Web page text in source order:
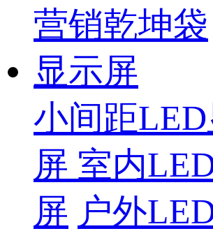
营销乾坤袋
显示屏
小间距
屏 室内
屏 户外